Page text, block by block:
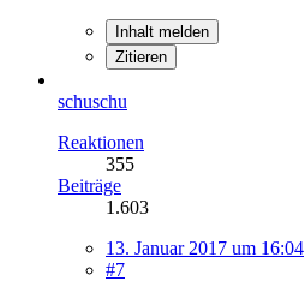
Inhalt melden
Zitieren
schuschu
Reaktionen
355
Beiträge
1.603
13. Januar 2017 um 16:04
#7